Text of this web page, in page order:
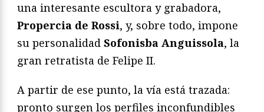
una interesante escultora y grabadora,
Propercia de Rossi, y, sobre todo, impone
su personalidad Sofonisba Anguissola, la
gran retratista de Felipe II.
A partir de ese punto, la vía está trazada:
pronto surgen los perfiles inconfundibles